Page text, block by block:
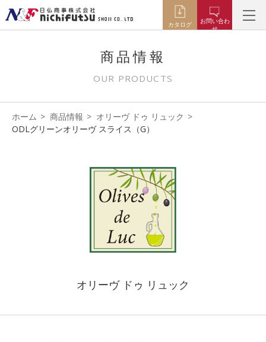
カタログ
お問い合わ
せ
商品情報
OUR PRODUCTS
ホーム 商品情報
オリーヴ ドゥ リュック
ODLグリーンオリーヴ スライス（G）
オリーヴ ドゥ リュック